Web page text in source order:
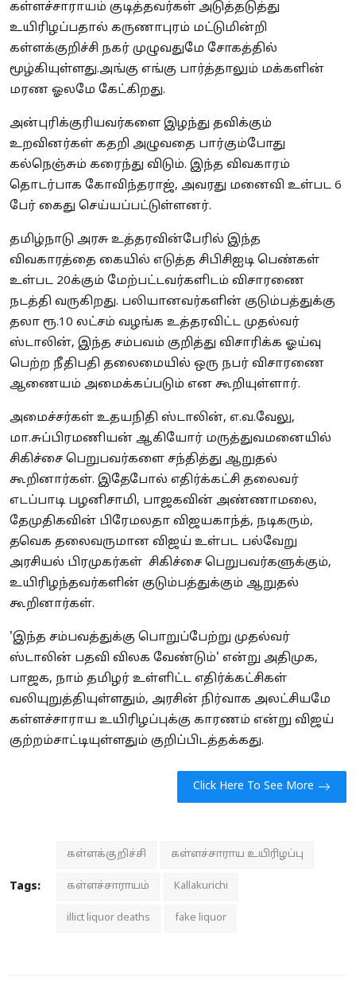
கள்ளச்சாராயம் குடித்தவர்கள் அடுத்தடுத்து
உயிரிழப்பதால் கருணாபுரம் மட்டுமின்றி
கள்ளக்குறிச்சி நகர் முழுவதுமே சோகத்தில்
மூழ்கியுள்ளது.அங்கு எங்கு பார்த்தாலும் மக்களின்
மரண ஓலமே கேட்கிறது.
அன்புரிக்குரியவர்களை இழந்து தவிக்கும்
உறவினர்கள் கதறி அழுவதை பார்கும்போது
கல்நெஞ்சும் கரைந்து விடும். இந்த விவகாரம்
தொடர்பாக கோவிந்தராஜ், அவரது மனைவி உள்பட 6
பேர் கைது செய்யப்பட்டுள்ளனர்.
தமிழ்நாடு அரசு உத்தரவின்பேரில் இந்த
விவகாரத்தை கையில் எடுத்த சிபிசிஐடி பெண்கள்
உள்பட 20க்கும் மேற்பட்டவர்களிடம் விசாரணை
நடத்தி வருகிறது. பலியானவர்களின் குடும்பத்துக்கு
தலா ரூ.10 லட்சம் வழங்க உத்தரவிட்ட முதல்வர்
ஸ்டாலின், இந்த சம்பவம் குறித்து விசாரிக்க ஓய்வு
பெற்ற நீதிபதி தலைமையில் ஒரு நபர் விசாரணை
ஆணையம் அமைக்கப்படும் என கூறியுள்ளார்.
அமைச்சர்கள் உதயநிதி ஸ்டாலின், எ.வ.வேலு,
மா.சுப்பிரமணியன் ஆகியோர் மருத்துவமனையில்
சிகிச்சை பெறுபவர்களை சந்தித்து ஆறுதல்
கூறினார்கள். இதேபோல் எதிர்க்கட்சி தலைவர்
எடப்பாடி பழனிசாமி, பாஜகவின் அண்ணாமலை,
தேமுதிகவின் பிரேமலதா விஜயகாந்த், நடிகரும்,
தவெக தலைவருமான விஜய் உள்பட பல்வேறு
அரசியல் பிரமுகர்கள் சிகிச்சை பெறுபவர்களுக்கும்,
உயிரிழந்தவர்களின் குடும்பத்துக்கும் ஆறுதல்
கூறினார்கள்.
'இந்த சம்பவத்துக்கு பொறுப்பேற்று முதல்வர்
ஸ்டாலின் பதவி விலக வேண்டும்' என்று அதிமுக,
பாஜக, நாம் தமிழர் உள்ளிட்ட எதிர்க்கட்சிகள்
வலியுறுத்தியுள்ளதும், அரசின் நிர்வாக அலட்சியமே
கள்ளச்சாராய உயிரிழப்புக்கு காரணம் என்று விஜய்
குற்றம்சாட்டியுள்ளதும் குறிப்பிடத்தக்கது.
Click Here To See More
Tags:
கள்ளக்குறிச்சி கள்ளச்சாராய உயிரிழப்பு
கள்ளச்சாராயம் Kallakurichi
illict liquor deaths fake liquor